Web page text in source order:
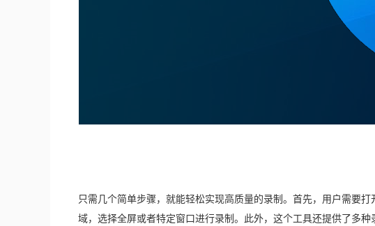
只需几个简单步骤，就能轻松实现高质量的录制。首先，用户需要
域，选择全屏或者特定窗口进行录制。此外，这个工具还提供了多